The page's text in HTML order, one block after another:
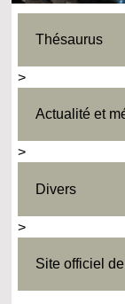
Thésaurus
>
Actualité et
>
Divers
>
Site officiel